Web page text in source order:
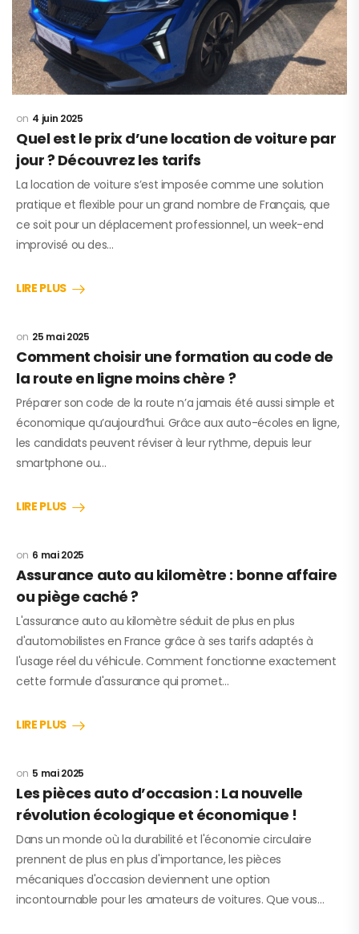
4 juin 2025
Quel est le prix d’une location de voiture par
jour ? Découvrez les tarifs
La location de voiture s’est imposée comme une solution
pratique et flexible pour un grand nombre de Français, que
ce soit pour un déplacement professionnel, un week-end
improvisé ou des…
LIRE PLUS
25 mai 2025
Comment choisir une formation au code de
la route en ligne moins chère ?
Préparer son code de la route n’a jamais été aussi simple et
économique qu’aujourd’hui. Grâce aux auto-écoles en ligne,
les candidats peuvent réviser à leur rythme, depuis leur
smartphone ou…
LIRE PLUS
6 mai 2025
Assurance auto au kilomètre : bonne affaire
ou piège caché ?
L'assurance auto au kilomètre séduit de plus en plus
d'automobilistes en France grâce à ses tarifs adaptés à
l'usage réel du véhicule. Comment fonctionne exactement
cette formule d'assurance qui promet…
LIRE PLUS
5 mai 2025
Les pièces auto d’occasion : La nouvelle
révolution écologique et économique !
Dans un monde où la durabilité et l'économie circulaire
prennent de plus en plus d'importance, les pièces
mécaniques d'occasion deviennent une option
incontournable pour les amateurs de voitures. Que vous…